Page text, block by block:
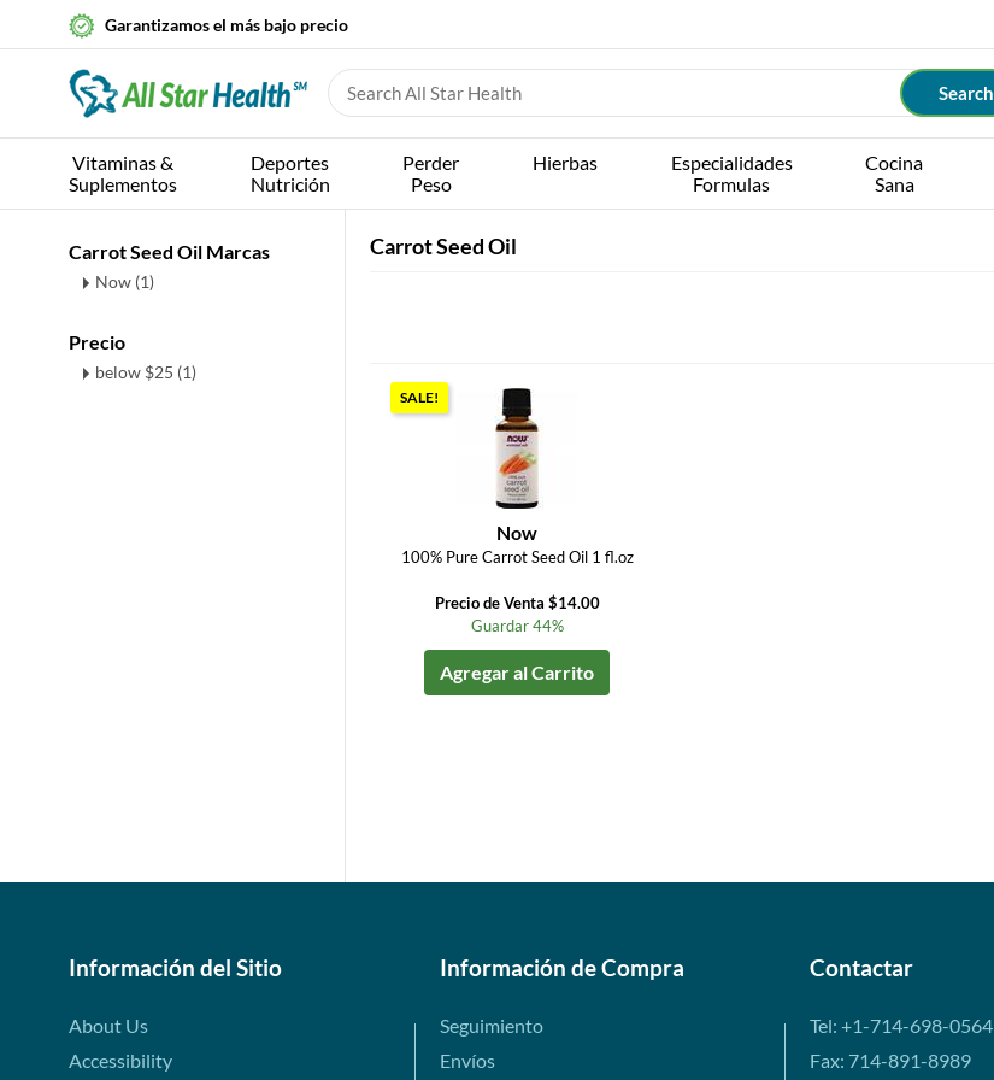
Garantizamos el más bajo precio
Vitaminas &
Suplementos
Deportes
Nutrición
Perder
Peso
Hierbas
Especialidades
Formulas
Cocina
Sana
Carrot Seed Oil Marcas
Now (1)
Precio
below $25 (1)
Carrot Seed Oil
SALE!
Now
100% Pure Carrot Seed Oil 1 fl.oz
Precio de Venta $14.00
Guardar 44%
Agregar al Carrito
Información del Sitio
About Us
Accessibility
Información de Compra
Seguimiento
Envíos
Contactar
Tel: +1-714-698-0564
Fax: 714-891-8989